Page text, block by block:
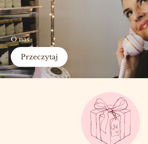
O nas
Przeczytaj